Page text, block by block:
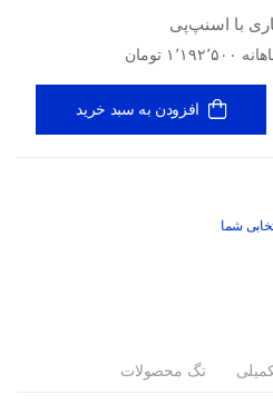
با اسنپ‌پی
افزودن به سبد خرید
شما
تگ محصولات